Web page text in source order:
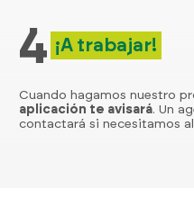
4 ¡A trabajar!
Cuando hagamos nuestro
aplicación te avisará. Un
contactará si necesitamos